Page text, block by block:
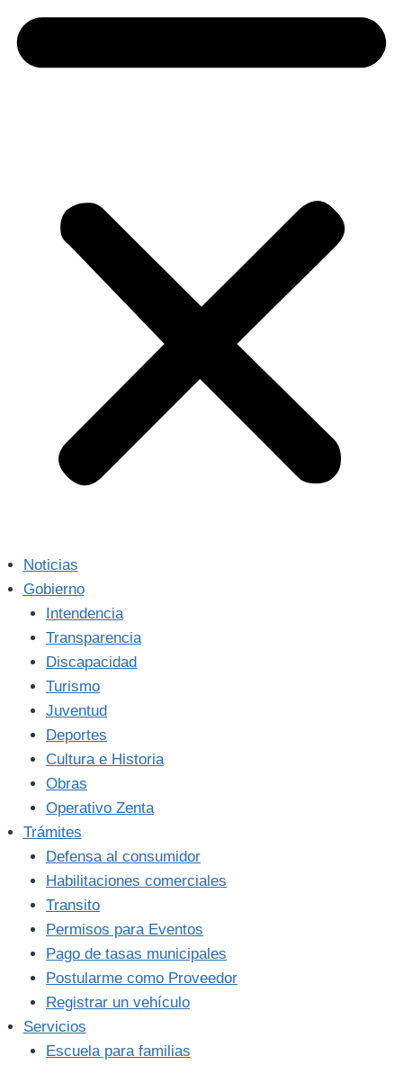
Noticias
Gobierno
Intendencia
Transparencia
Discapacidad
Turismo
Juventud
Deportes
Cultura e Historia
Obras
Operativo Zenta
Trámites
Defensa al consumidor
Habilitaciones comerciales
Transito
Permisos para Eventos
Pago de tasas municipales
Postularme como Proveedor
Registrar un vehículo
Servicios
Escuela para familias